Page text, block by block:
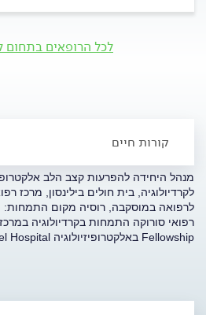
לכל הרופאים בתחום
קורות חיים
מנהל היחידה להפרעות קצב הלב
לקרדיולוגיה, בית חולים בילינסון, מרכז
לרפואה במוסקבה, רוסיה מקום
רפואי סורוקה התמחות בקרדיולוגיה
Fellowship באלקטרופיזיולוגיה Saint Michael Hospital,